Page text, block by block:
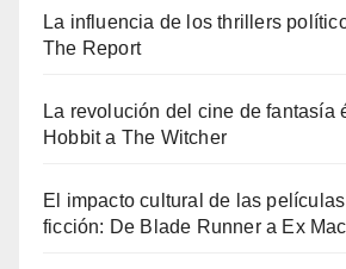
La influencia de los thrillers
The Report
La revolución del cine de fantasía
Hobbit a The Witcher
El impacto cultural de las
ficción: De Blade Runner a Ex